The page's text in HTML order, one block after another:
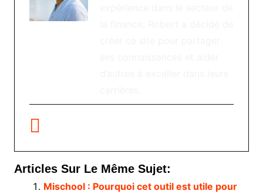
Articles Sur Le Même Sujet:
Mischool : Pourquoi cet outil est utile pour